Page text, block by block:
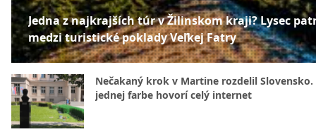
Jedna z najkrajších túr v Žilinskom kraji? Lysec
medzi turistické poklady Veľkej Fatry
Nečakaný krok v Martine rozdelil Slovensko.
jednej farbe hovorí celý internet